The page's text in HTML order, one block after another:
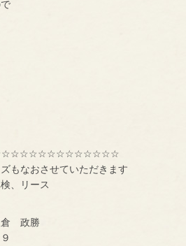
もなおさせていただきます
検、リース
勝